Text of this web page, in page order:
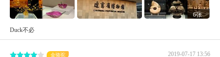
6张
Duck不必
2019-07-17 13:56
金骆驼